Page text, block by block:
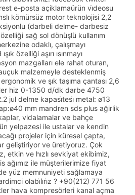
e-posta açiklamaürün vi̇deosu
kömürsüz motor teknolojisi 2,2
(darbeli delme- darbesiz
sağ sol dönüşlü kullanım
odaklı, çalışmayı
özelliği aşırı ısınmayı
mazgalları ele rahat oturan,
malzemeyle desteklenmiş
ve şık taşıma çantası 2,6
hiz 0-1350 d/dk darbe 4750
jul delme kapasi̇tesi̇ metal: ø13
mm mandren sds plus ağirlik
vidalamalar ve bahçe
yelpazesi ile ustalar ve kendin
projeler için küresel çapta,
geliştiriyor ve üretiyoruz. Çok
etkin ve hızlı sevkiyat ekibimiz,
ağımız ile müşterilerimize fiyat
yüz memnuniyeti sağlamaya
olabi̇li̇ri̇z ? +90(212) 771 56
hava kompresörleri kanal açma